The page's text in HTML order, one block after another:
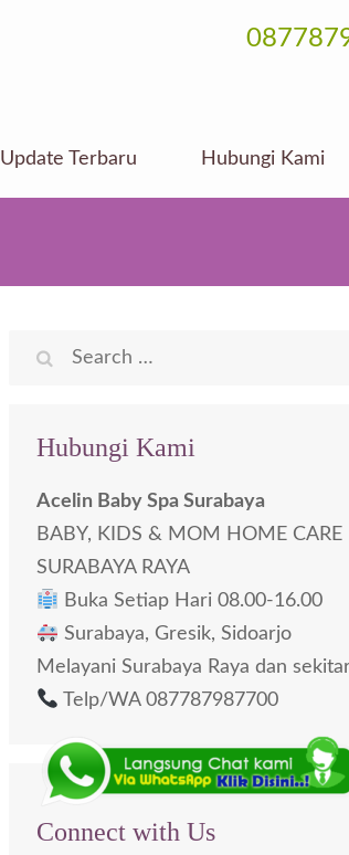
Update Terbaru Hubungi Kami
Search
Hubungi Kami
Acelin Baby Spa Surabaya
BABY, KIDS & MOM HOME CARE
SURABAYA RAYA
Buka Setiap Hari 08.00-16.00
Surabaya, Gresik, Sidoarjo
Melayani Surabaya Raya dan
Telp/WA 087787987700
Connect with Us